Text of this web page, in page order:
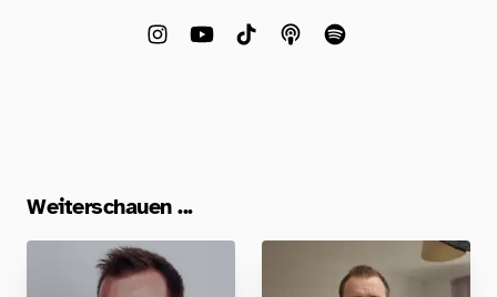
Weiterschauen ...